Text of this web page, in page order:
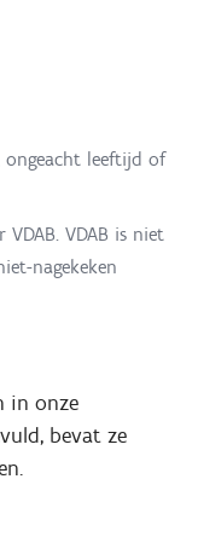
ongeacht leeftijd of
VDAB is niet
nagekeken
in onze
bevat ze